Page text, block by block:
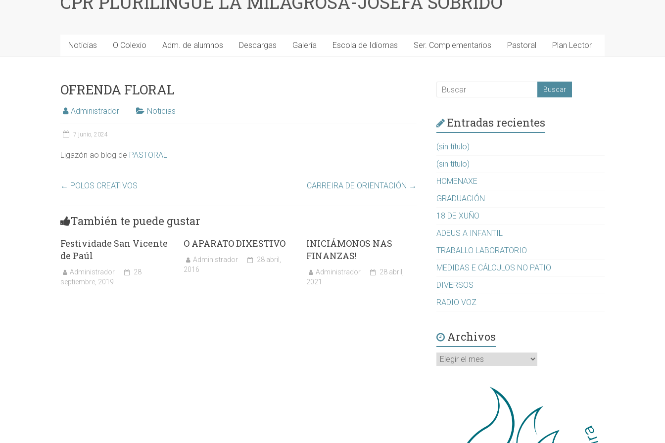
Noticias O Colexio Adm. de alumnos Descargas Galería Escola de Idiomas Ser. Complementarios Pastoral Plan Lector
OFRENDA FLORAL
Administrador Noticias
7 junio, 2024
Ligazón ao blog de PASTORAL
← POLOS CREATIVOS CARREIRA DE ORIENTACIÓN →
También te puede gustar
Festividade San Vicente
de Paúl
Administrador
28
septiembre, 2019
O APARATO DIXESTIVO
Administrador
28 abril,
2016
INICIÁMONOS NAS
FINANZAS!
Administrador
28 abril,
2021
Entradas recientes
(sin título)
(sin título)
HOMENAXE
GRADUACIÓN
18 DE XUÑO
ADEUS A INFANTIL
TRABALLO LABORATORIO
MEDIDAS E CÁLCULOS NO PATIO
DIVERSOS
RADIO VOZ
Archivos
Archivos